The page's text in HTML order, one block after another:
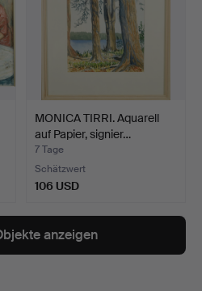
MONICA TIRRI. Aquarell
auf Papier, signier…
7 Tage
Schätzwert
106 USD
anzeigen